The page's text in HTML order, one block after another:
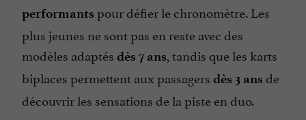
performants pour défier le chronomètre. Les
plus jeunes ne sont pas en reste avec des
modèles adaptés dès 7 ans, tandis que les karts
biplaces permettent aux passagers dès 3 ans de
découvrir les sensations de la piste en duo.